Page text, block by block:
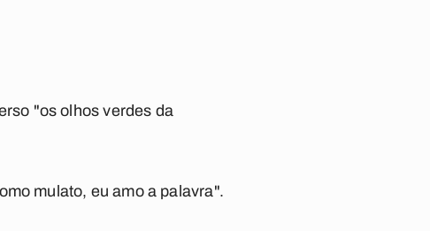
"os olhos verdes da
mulato, eu amo a palavra".